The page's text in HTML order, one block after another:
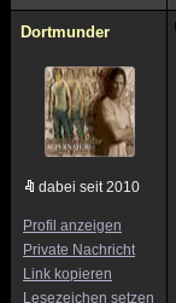
Dortmunder
dabei seit 2010
Profil anzeigen
Private Nachricht
Link kopieren
Lesezeichen setzen